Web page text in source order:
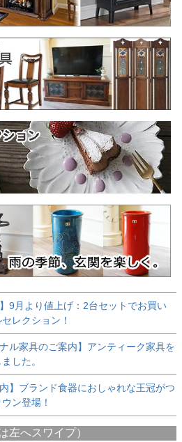
】9月より値上げ：2台セットでお買い
レクション！
ル家具のご案内】アンティーク家具を
した。
】ブランド食器におしゃれな王冠がつ
ン登場！